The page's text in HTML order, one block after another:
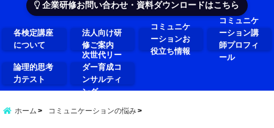
企業研修お問い合わせ・資料ダウンロードはこちら
各検定講座
について
法人向け研
修ご案内
コミュニケ
ーションお
役立ち情報
コミュニケ
ーション講
師プロフィ
ール
論理的思考
力テスト
次世代リー
ダー育成コ
ンサルティ
ング
ホーム コミュニケーションの悩み